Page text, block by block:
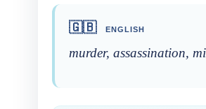
🇬🇧 ENGLISH
murder, assassination,